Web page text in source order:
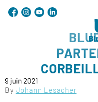
9 juin 2021
By Johann Lesacher